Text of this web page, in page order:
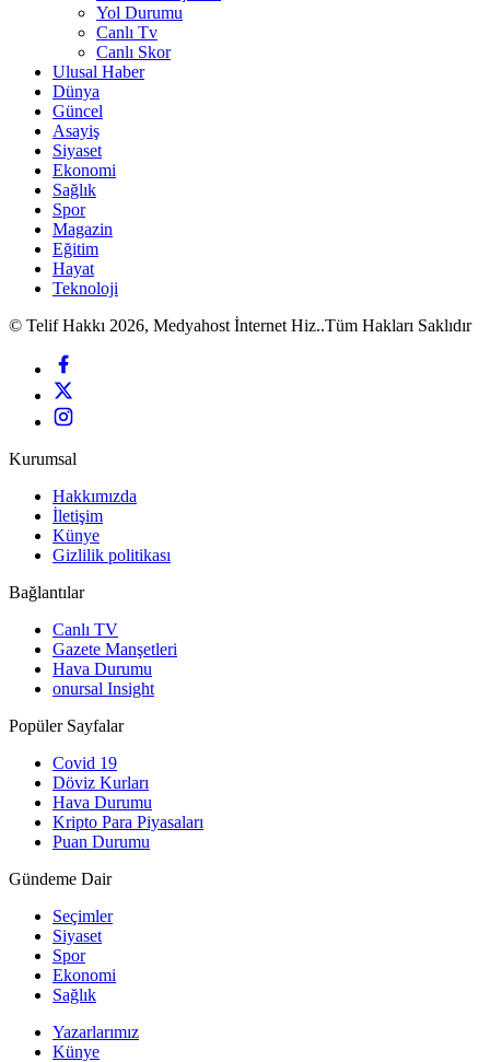
Yol Durumu
Canlı Tv
Canlı Skor
Ulusal Haber
Dünya
Güncel
Asayiş
Siyaset
Ekonomi
Sağlık
Spor
Magazin
Eğitim
Hayat
Teknoloji
© Telif Hakkı 2026, Medyahost İnternet Hiz..Tüm Hakları Saklıdır
Kurumsal
Hakkımızda
İletişim
Künye
Gizlilik politikası
Bağlantılar
Canlı TV
Gazete Manşetleri
Hava Durumu
onursal Insight
Popüler Sayfalar
Covid 19
Döviz Kurları
Hava Durumu
Kripto Para Piyasaları
Puan Durumu
Gündeme Dair
Seçimler
Siyaset
Spor
Ekonomi
Sağlık
Yazarlarımız
Künye